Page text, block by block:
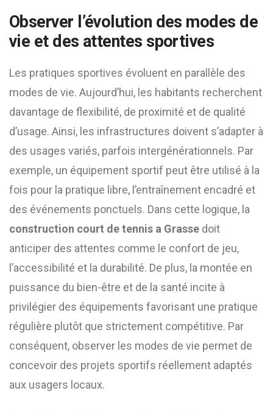
Observer l’évolution des modes de
vie et des attentes sportives
Les pratiques sportives évoluent en parallèle des
modes de vie. Aujourd’hui, les habitants recherchent
davantage de flexibilité, de proximité et de qualité
d’usage. Ainsi, les infrastructures doivent s’adapter à
des usages variés, parfois intergénérationnels. Par
exemple, un équipement sportif peut être utilisé à la
fois pour la pratique libre, l’entraînement encadré et
des événements ponctuels. Dans cette logique, la
construction court de tennis a Grasse doit
anticiper des attentes comme le confort de jeu,
l’accessibilité et la durabilité. De plus, la montée en
puissance du bien-être et de la santé incite à
privilégier des équipements favorisant une pratique
régulière plutôt que strictement compétitive. Par
conséquent, observer les modes de vie permet de
concevoir des projets sportifs réellement adaptés
aux usagers locaux.